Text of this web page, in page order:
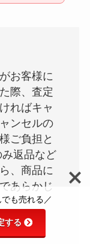
ス・支払方法や
お客様に
際、査定
ればキャ
ンセルの
ご負担と
返品など
、商品に
あらかじ
も売れる／
する